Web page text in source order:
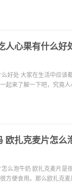
人心果有什么好
好处 大家在生活中应该
起来了解一下吧，究竟
欧扎克麦片怎么
么泡牛奶 欧扎克麦片是
方便食用。那么欧扎克